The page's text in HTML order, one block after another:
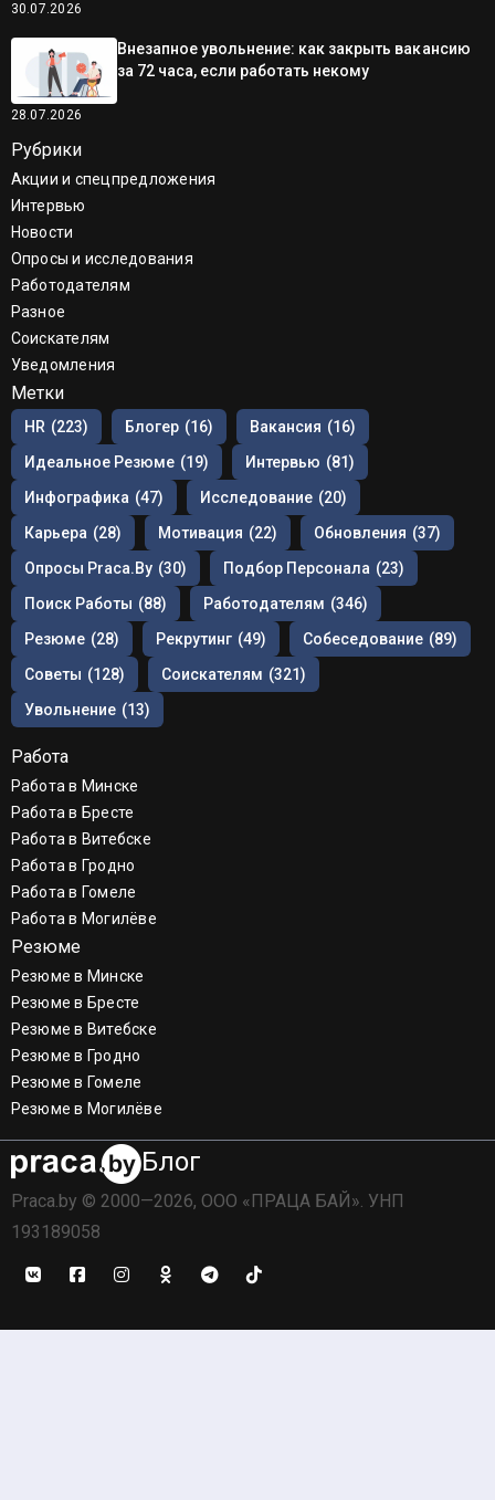
30.07.2026
28.07.2026
Внезапное увольнение: как закрыть вакансию
за 72 часа, если работать некому
Рубрики
Акции и спецпредложения
Интервью
Новости
Опросы и исследования
Работодателям
Разное
Соискателям
Уведомления
Метки
HR (223) Блогер (16) Вакансия (16)
Идеальное Резюме (19) Интервью (81)
Инфографика (47) Исследование (20)
Карьера (28) Мотивация (22) Обновления (37)
Опросы Praca.by (30) Подбор Персонала (23)
Поиск Работы (88) Работодателям (346)
Резюме (28) Рекрутинг (49) Собеседование (89)
Советы (128) Соискателям (321)
Увольнение (13)
Работа
Работа в Минске
Работа в Бресте
Работа в Витебске
Работа в Гродно
Работа в Гомеле
Работа в Могилёве
Резюме
Резюме в Минске
Резюме в Бресте
Резюме в Витебске
Резюме в Гродно
Резюме в Гомеле
Резюме в Могилёве
Блог
Praca.by © 2000—2026, ООО «ПРАЦА БАЙ». УНП
193189058